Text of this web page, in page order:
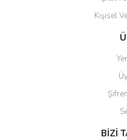
Kişisel
BİZİ